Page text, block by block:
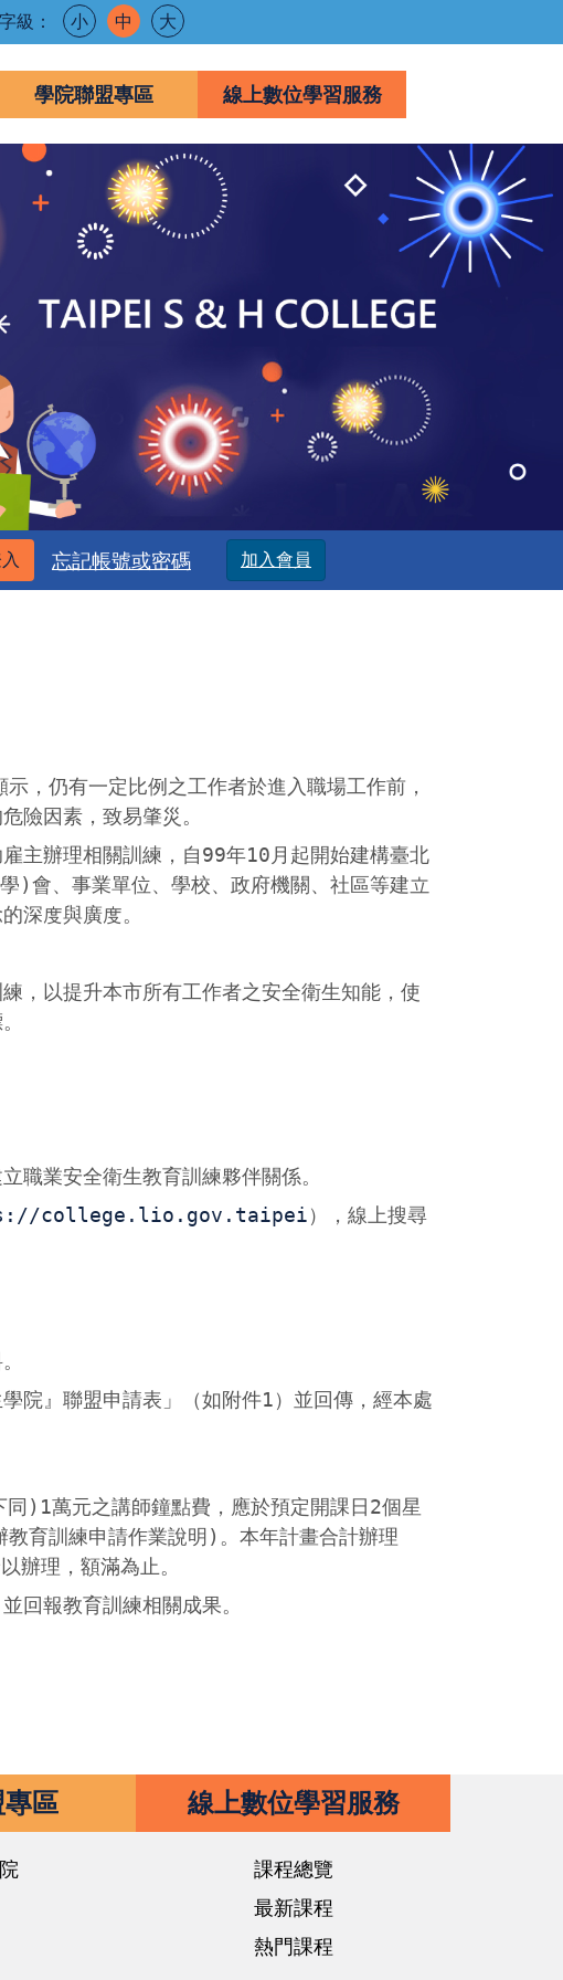
字級： 小 中 大
學院聯盟專區 線上數位學習服務
忘記帳號或密碼 加入會員
，仍有一定比例之工作者於進入職場工作前，
險因素，致易肇災。
主辦理相關訓練，自99年10月起開始建構臺北
)會、事業單位、學校、政府機關、社區等建立
深度與廣度。
以提升本市所有工作者之安全衛生知能，使
職業安全衛生教育訓練夥伴關係。
college.lio.gov.taipei），線上搜尋
院』聯盟申請表」（如附件1）並回傳，經本處
)1萬元之講師鐘點費，應於預定開課日2個星
育訓練申請作業說明)。本年計畫合計辦理
辦理，額滿為止。
回報教育訓練相關成果。
區 線上數位學習服務
課程總覽
最新課程
熱門課程